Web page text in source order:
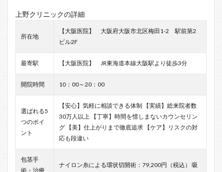
上野クリニックの詳細
所在地
【大阪医院】 大阪府大阪市北区梅田1-2 駅前第2
ビル2F
最寄駅 【大阪医院】 JR東海道本線大阪駅より徒歩3分
開院時間 10：00～20：00
選ばれる5
つのポイ
ント
【安心】気軽に相談できる体制 【実績】総来院者数
30万人以上 【丁寧】時間を惜しまないカウンセリン
グ 【美】仕上がりまで徹底追求 【ケア】リスクの対
応も段違い
包茎手
術・治療
ナイロン糸による環状切開術：79,200円（税込） 吸